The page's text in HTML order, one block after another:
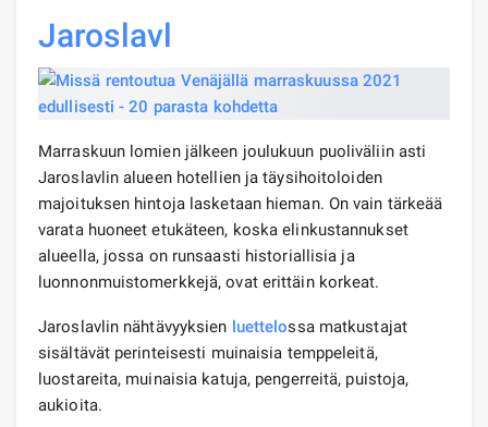
Jaroslavl
Marraskuun lomien jälkeen joulukuun puoliväliin asti
Jaroslavlin alueen hotellien ja täysihoitoloiden
majoituksen hintoja lasketaan hieman. On vain tärkeää
varata huoneet etukäteen, koska elinkustannukset
alueella, jossa on runsaasti historiallisia ja
luonnonmuistomerkkejä, ovat erittäin korkeat.
Jaroslavlin nähtävyyksien luettelossa matkustajat
sisältävät perinteisesti muinaisia ​​temppeleitä,
luostareita, muinaisia ​​katuja, pengerreitä, puistoja,
aukioita.